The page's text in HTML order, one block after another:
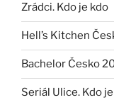
Zrádci. Kdo je kdo
Hell’s Kitchen
Bachelor Česko
Seriál Ulice. Kdo